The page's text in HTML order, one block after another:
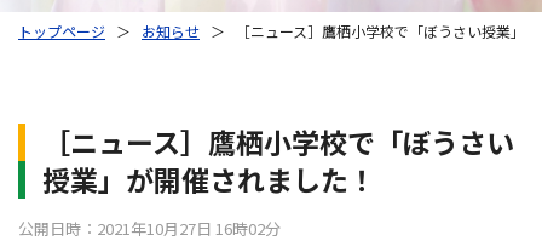
トップページ ＞ お知らせ ＞ ［ニュース］鷹栖小学校で「ぼうさい授業」
［ニュース］鷹栖小学校で「ぼうさい
授業」が開催されました！
公開日時：2021年10月27日 16時02分